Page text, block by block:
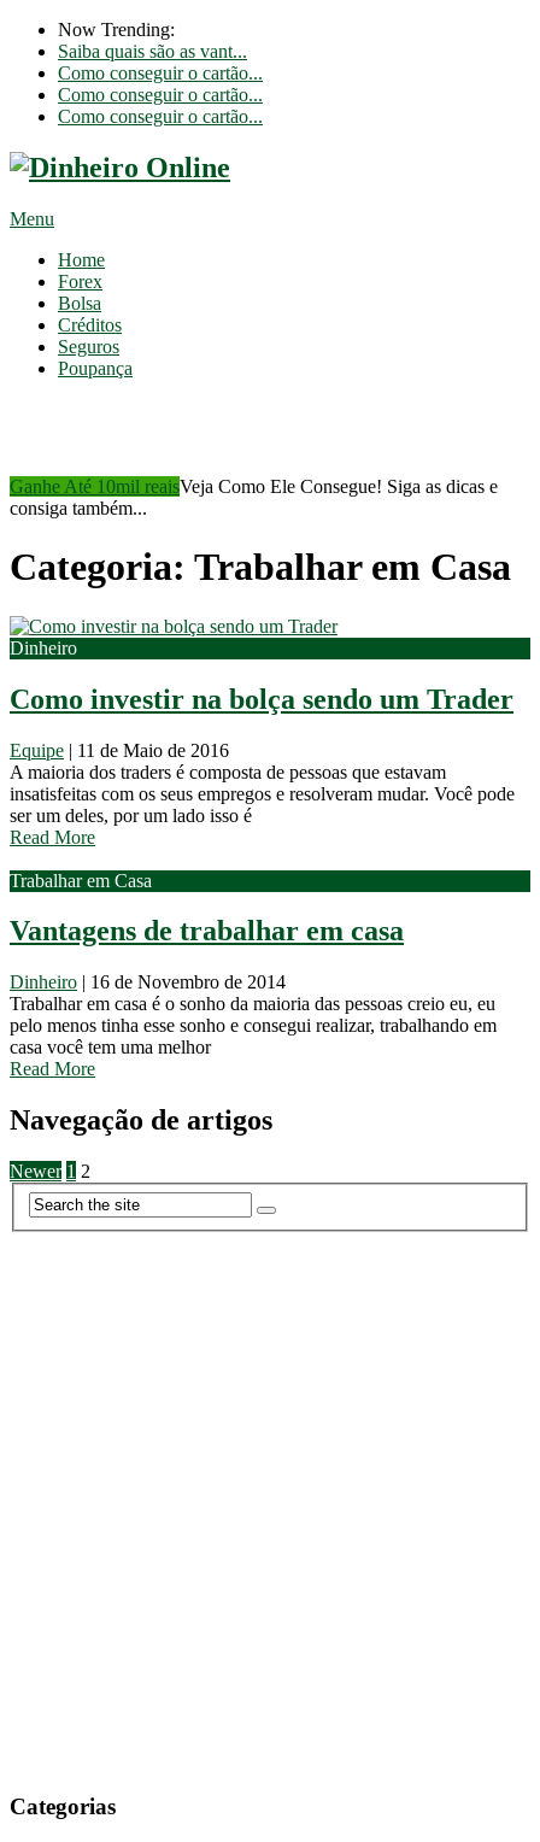
Now Trending:
Saiba quais são as vant...
Como conseguir o cartão...
Como conseguir o cartão...
Como conseguir o cartão...
Menu
Home
Forex
Bolsa
Créditos
Seguros
Poupança
Ganhe Até 10mil reaisVeja Como Ele Consegue! Siga as dicas e
consiga também...
Categoria: Trabalhar em Casa
Dinheiro
Como investir na bolça sendo um Trader
Equipe | 11 de Maio de 2016
A maioria dos traders é composta de pessoas que estavam
insatisfeitas com os seus empregos e resolveram mudar. Você pode
ser um deles, por um lado isso é
Read More
Trabalhar em Casa
Vantagens de trabalhar em casa
Dinheiro | 16 de Novembro de 2014
Trabalhar em casa é o sonho da maioria das pessoas creio eu, eu
pelo menos tinha esse sonho e consegui realizar, trabalhando em
casa você tem uma melhor
Read More
Navegação de artigos
Newer 1 2
Categorias